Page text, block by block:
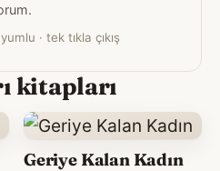
· tek tıkla çıkış
kitapları
Geriye Kalan Kadın